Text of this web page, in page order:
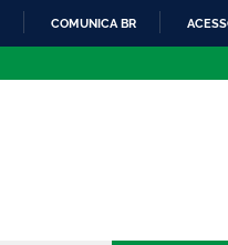
COMUNICA BR